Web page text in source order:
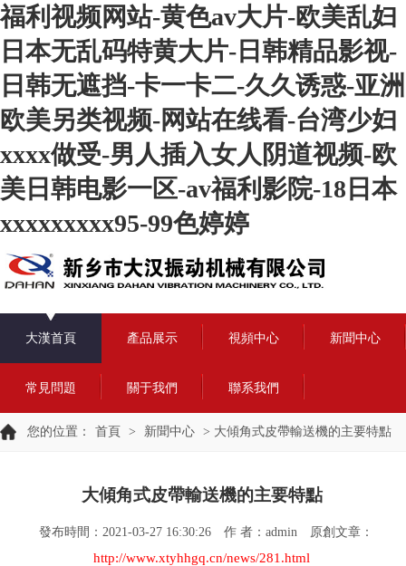
福利视频网站-黄色av大片-欧美乱妇
日本无乱码特黄大片-日韩精品影视-
日韩无遮挡-卡一卡二-久久诱惑-亚洲
欧美另类视频-网站在线看-台湾少妇
xxxx做受-男人插入女人阴道视频-欧
美日韩电影一区-av福利影院-18日本
xxxxxxxxx95-99色婷婷
大漢首頁 產品展示 視頻中心 新聞中心
常見問題 關于我們 聯系我們
您的位置： 首頁 > 新聞中心 > 大傾角式皮帶輸送機的主要特點
大傾角式皮帶輸送機的主要特點
發布時間：2021-03-27 16:30:26 作 者：admin 原創文章：
http://www.xtyhhgq.cn/news/281.html